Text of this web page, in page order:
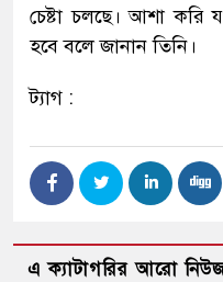
চেষ্টা চলছে। আশা করি
হবে বলে জানান তিনি।
ট্যাগ :
এ ক্যাটাগরির আরো